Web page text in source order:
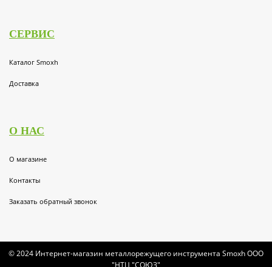
СЕРВИС
Каталог Smoxh
Доставка
О НАС
О магазине
Контакты
Заказать обратный звонок
© 2024 Интернет-магазин металлорежущего инструмента SmoxhООО
"НТЦ "СОЮЗ"